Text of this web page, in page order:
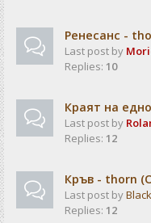
Ренесанс -
Last post by
Replies: 10
Краят на
Last post by
Replies: 12
Кръв - thorn
Last post by
Replies: 12